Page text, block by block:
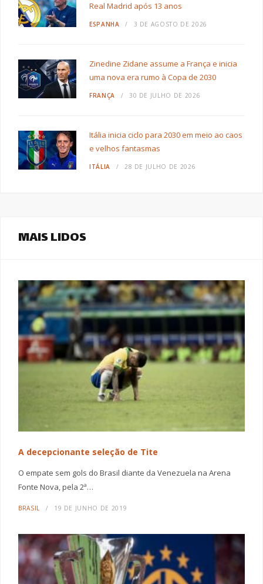
Real Madrid após 13 anos
ESPANHA 3 DE AGOSTO DE 2026
Zinedine Zidane assume a França e inicia
uma nova era rumo à Copa de 2030
FRANÇA 30 DE JULHO DE 2026
Itália inicia ciclo para 2030 em meio ao caos
e velhos fantasmas
ITÁLIA 28 DE JULHO DE 2026
MAIS LIDOS
A decepcionante seleção de Tite
O empate sem gols do Brasil diante da Venezuela na Arena
Fonte Nova, pela 2ª…
BRASIL 19 DE JUNHO DE 2019